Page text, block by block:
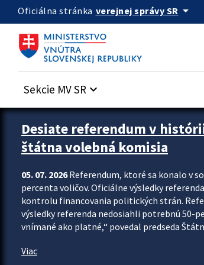
Preskocit na hlavný obsah
Oficiálna stránka verejnej správy SR arrow_drop_down
Sekcie MV SR keyboard_arrow_down
Zastavit automatický posun upútavok
Desiate referendum v
štátna volebná komisia
05. 07. 2026Referendum, ktoré sa konalo v
percenta voličov. Oficiálne výsledky
kontrolu financovania politických strán.
výsledky referenda nedosiahli potrebnú 50-
vnímané ako platné,“ povedal predseda
Viac